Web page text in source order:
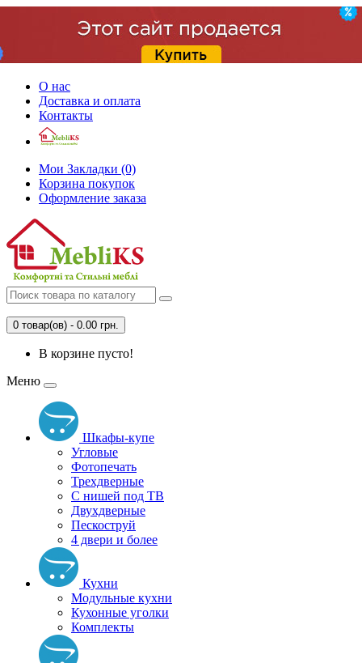
О нас
Доставка и оплата
Контакты
Мои Закладки (0)
Корзина покупок
Оформление заказа
0 товар(ов) - 0.00 грн.
В корзине пусто!
Меню
Шкафы-купе
Угловые
Фотопечать
Трехдверные
С нишей под ТВ
Двухдверные
Пескоструй
4 двери и более
Кухни
Модульные кухни
Кухонные уголки
Комплекты